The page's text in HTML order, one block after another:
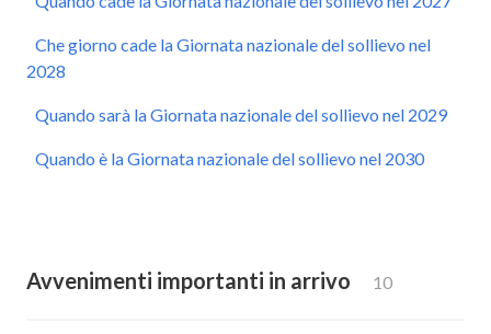
Che giorno cade la Giornata nazionale del sollievo nel
2028
Quando sarà la Giornata nazionale del sollievo nel 2029
Quando è la Giornata nazionale del sollievo nel 2030
Avvenimenti importanti in arrivo 10